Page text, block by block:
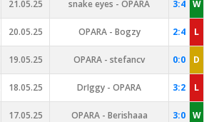
21.05.25 snake eyes - OPARA 3:4 W
20.05.25 OPARA - Bogzy 2:4 L
19.05.25 OPARA - stefancv 0:0 D
18.05.25 DrIggy - OPARA 3:2 L
17.05.25 OPARA - Berishaaa 3:0 W